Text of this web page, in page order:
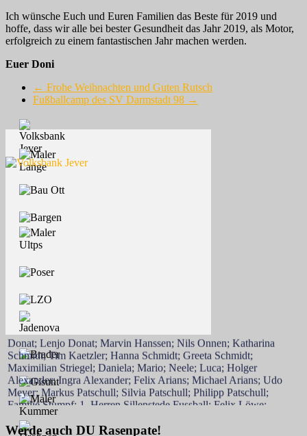
Ich wünsche Euch und Euren Familien das Beste für 2019 und
hoffe, dass wir alle bei bester Gesundheit das Jahr 2019, als Motor,
erfolgreich zu einem fantastischen Jahr machen werden.
Euer Doni
← Frohe Weihnachten und Guten Rutsch
Fußballcamp des SV Darmstadt 98 →
Henrik Altemoeller; TuS Doni; Nadine Donat; Jonas Donat; Silas
Donat; Lenjo Donat; Marvin Hanssen; Nils Onnen; Katharina
Schmidt; Tim Kaetzler; Hanna Schmidt; Greeta Schmidt;
Maximilian Striegel; Daniela; Mario; Neele; Luca; Holger
Alexander; Ingra Alexander; Felix Arians; Michael Arians; Udo
Meyer; Markus Patschull; Silvia Patschull; Philipp Patschull;
Familie Stumpf; 1. Herren Sillenstede Fussball; Felix Löwe;
Marvin Minßen; Marie Alexander-Wolken; Rainer Luff; Helga &
Harm Dierken; Manfred Haase; Annegret Haase; Romke Harms;
Tamme Harms; Christina Harms; Ingo Harms; Jana Lange; Leon
Werde auch DU Rasenpate!